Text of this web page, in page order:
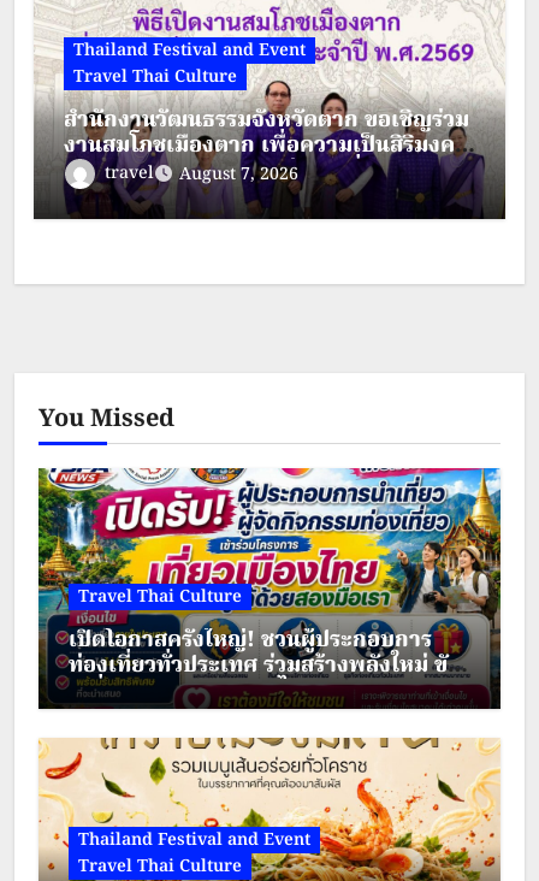
Thailand Festival and Event
Travel Thai Culture
สำนักงานวัฒนธรรมจังหวัดตาก ขอเชิญร่วม
งานสมโภชเมืองตาก เพื่อความเป็นสิริมงคล
ประจำปี พ.ศ.2569 ระหว่างวันที่ 28 – 30
สิงหาคม 2569
travel August 7, 2026
You Missed
Travel Thai Culture
เปิดโอกาสครั้งใหญ่! ชวนผู้ประกอบการ
ท่องเที่ยวทั่วประเทศ ร่วมสร้างพลังใหม่ ขับ
เคลื่อนเศรษฐกิจชุมชนไทย
Thailand Festival and Event
Travel Thai Culture